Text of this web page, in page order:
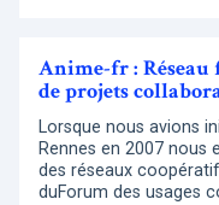
Anime-fr : Réseau
de projets
Lorsque nous avions
Rennes en 2007 nous
des réseaux
duForum des usages